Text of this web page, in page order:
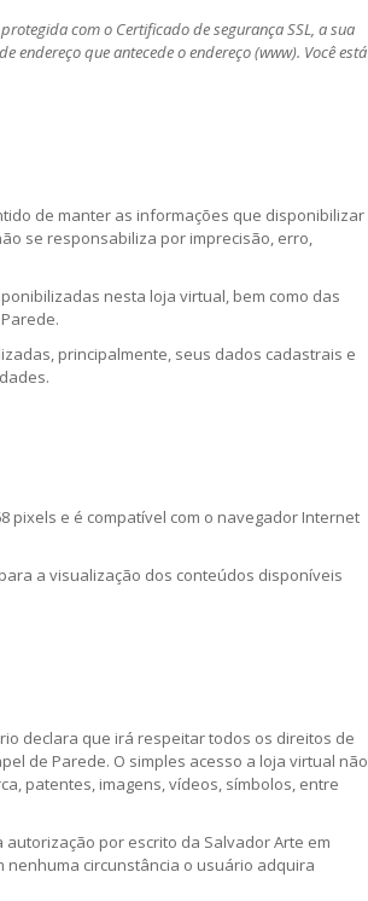
com o Certificado de segurança SSL, a sua
endereço que antecede o endereço (www). Você está
de manter as informações que disponibilizar
se responsabiliza por imprecisão, erro,
nesta loja virtual, bem como das
principalmente, seus dados cadastrais e
pixels e é compatível com o navegador Internet
a visualização dos conteúdos disponíveis
declara que irá respeitar todos os direitos de
de Parede. O simples acesso a loja virtual não
patentes, imagens, vídeos, símbolos, entre
por escrito da Salvador Arte em
nenhuma circunstância o usuário adquira